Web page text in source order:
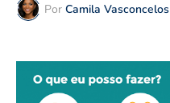
Por Camila Vasconcelos